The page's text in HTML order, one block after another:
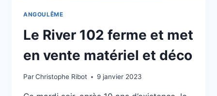
ANGOULÊME
Le River 102 ferme et met
en vente matériel et déco
ParChristophe Ribot 9 janvier 2023